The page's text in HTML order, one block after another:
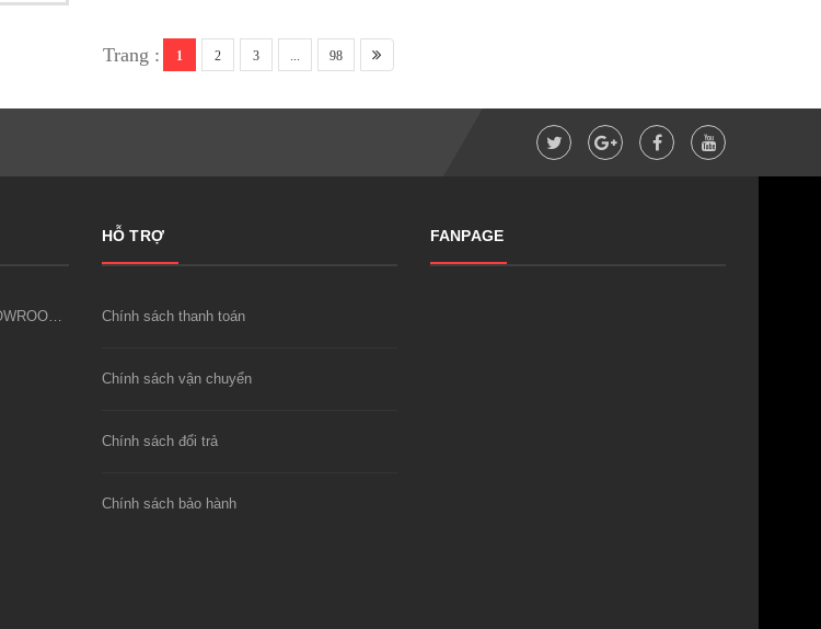
Trang : 1 2 3 ... 98
HỖ TRỢ
Chính sách thanh toán
Chính sách vận chuyển
Chính sách đổi trả
Chính sách bảo hành
FANPAGE